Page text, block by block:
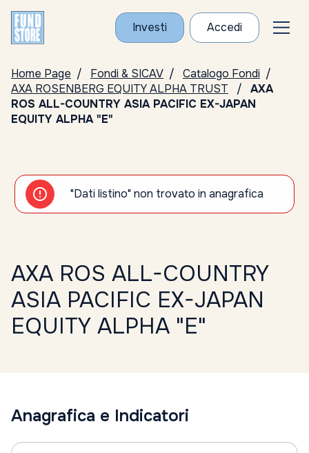
Investi Accedi
Home Page Fondi & SICAV
Catalogo Fondi
AXA ROSENBERG EQUITY ALPHA TRUST
AXA
ROS ALL-COUNTRY ASIA PACIFIC EX-JAPAN
EQUITY ALPHA "E"
"Dati listino" non trovato in anagrafica
AXA ROS ALL-COUNTRY
ASIA PACIFIC EX-JAPAN
EQUITY ALPHA "E"
Anagrafica e Indicatori